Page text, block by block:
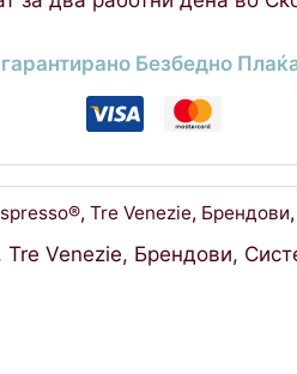
Безбедно
,Tre Venezie, Брендови,
Tre Venezie, Брендови,